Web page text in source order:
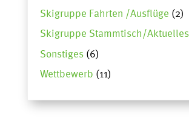
Skigruppe Fahrten /Ausflüge (2)
Skigruppe Stammtisch/Aktuelles
Sonstiges(6)
Wettbewerb (11)